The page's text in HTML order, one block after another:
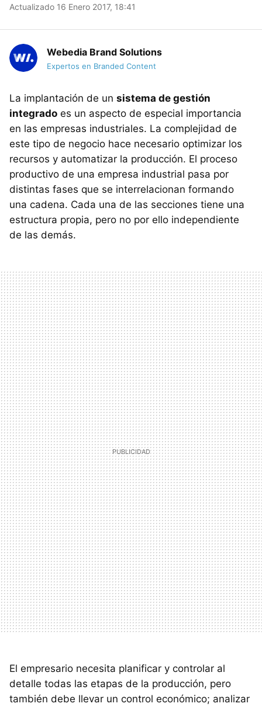
Actualizado 16 Enero 2017, 18:41
Webedia Brand Solutions
Expertos en Branded Content
La implantación de un sistema de gestión
integrado es un aspecto de especial importancia
en las empresas industriales. La complejidad de
este tipo de negocio hace necesario optimizar los
recursos y automatizar la producción. El proceso
productivo de una empresa industrial pasa por
distintas fases que se interrelacionan formando
una cadena. Cada una de las secciones tiene una
estructura propia, pero no por ello independiente
de las demás.
El empresario necesita planificar y controlar al
detalle todas las etapas de la producción, pero
también debe llevar un control económico; analizar